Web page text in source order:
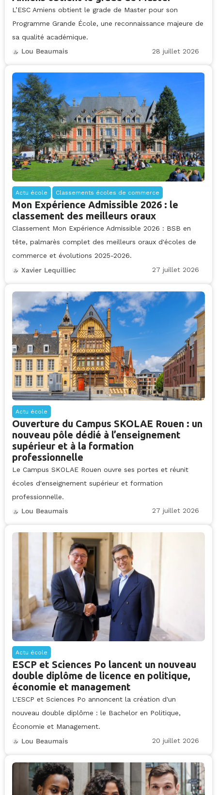
L’ESC Amiens obtient le grade de Master pour son
Programme Grande École, une reconnaissance majeure de
sa qualité académique.
Lou Beaumais
28 juillet 2026
Actu école Classements écoles de commerce
Mon Expérience Admissible 2026 : le
classement des meilleurs oraux
Classement Mon Expérience Admissible 2026 : BSB en
tête, palmarès complet des meilleurs oraux d'écoles de
commerce et évolutions 2025-2026.
Xavier Lequilliec
27 juillet 2026
Actu école
Ouverture du Campus SKOLAE Rouen : un
nouveau pôle dédié à l’enseignement
supérieur et à la formation
professionnelle
Le Campus SKOLAE Rouen ouvre ses portes et réunit
écoles d'enseignement supérieur et formation
professionnelle.
Lou Beaumais
27 juillet 2026
Actu école
ESCP et Sciences Po lancent un nouveau
double diplôme de licence en politique,
économie et management
L'ESCP et Sciences Po annoncent la création d'un
nouveau double diplôme : le Bachelor en Politique,
Économie et Management.
Lou Beaumais
20 juillet 2026